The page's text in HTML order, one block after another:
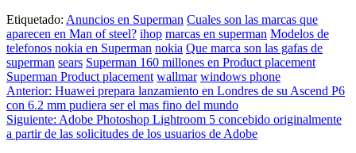
Etiquetado: Anuncios en Superman Cuales son las marcas que
aparecen en Man of steel? ihop marcas en superman Modelos de
telefonos nokia en Superman nokia Que marca son las gafas de
superman sears Superman 160 millones en Product placement
Superman Product placement wallmar windows phone
Navegación
de
entradas
Anterior: Huawei prepara lanzamiento en Londres de su Ascend P6
con 6.2 mm pudiera ser el mas fino del mundo
Siguiente: Adobe Photoshop Lightroom 5 concebido originalmente
a partir de las solicitudes de los usuarios de Adobe